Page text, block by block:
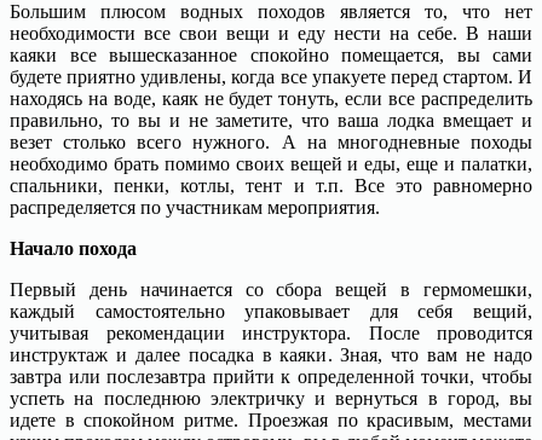
Большим плюсом водных походов является то, что нет
необходимости все свои вещи и еду нести на себе. В наши
каяки все вышесказанное спокойно помещается, вы сами
будете приятно удивлены, когда все упакуете перед стартом. И
находясь на воде, каяк не будет тонуть, если все распределить
правильно, то вы и не заметите, что ваша лодка вмещает и
везет столько всего нужного. А на многодневные походы
необходимо брать помимо своих вещей и еды, еще и палатки,
спальники, пенки, котлы, тент и т.п. Все это равномерно
распределяется по участникам мероприятия.
Начало похода
Первый день начинается со сбора вещей в гермомешки,
каждый самостоятельно упаковывает для себя вещий,
учитывая рекомендации инструктора. После проводится
инструктаж и далее посадка в каяки. Зная, что вам не надо
завтра или послезавтра прийти к определенной точки, чтобы
успеть на последнюю электричку и вернуться в город, вы
идете в спокойном ритме. Проезжая по красивым, местами